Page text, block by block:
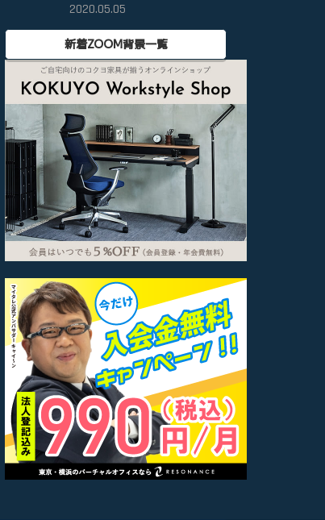
2020.05.05
新着ZOOM背景一覧